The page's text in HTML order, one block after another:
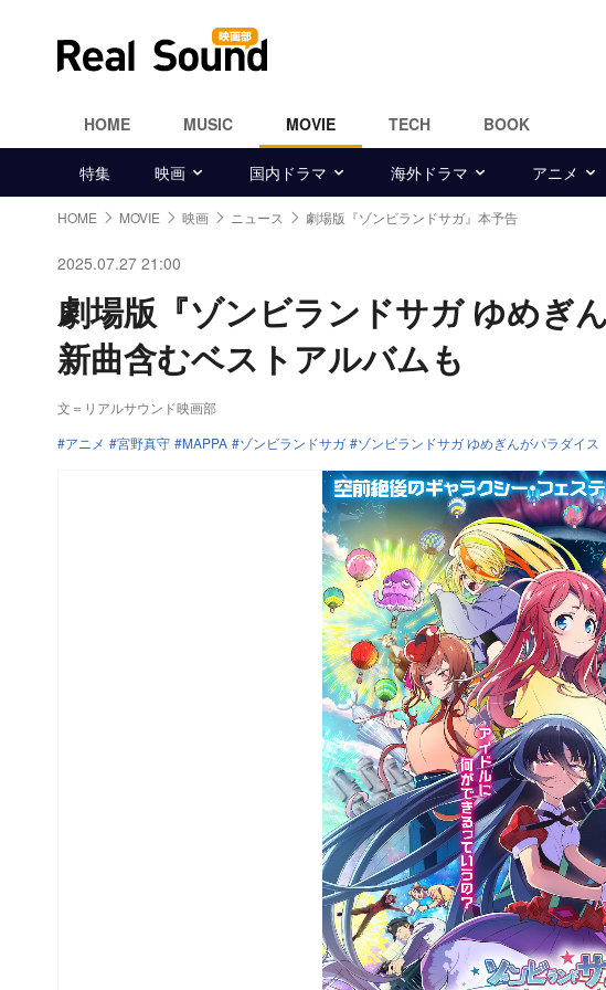
HOME MUSIC MOVIE TECH BOOK
特集 映画 国内ドラマ 海外ドラマ アニメ
HOME MOVIE 映画 ニュース 劇場版『ゾンビランドサガ』本予告
2025.07.27 21:00
劇場版『ゾンビランドサガ ゆめぎ
新曲含むベストアルバムも
文＝リアルサウンド映画部
アニメ
宮野真守 MAPPA ゾンビランドサガ ゾンビランドサガ ゆめぎんがパラダイス